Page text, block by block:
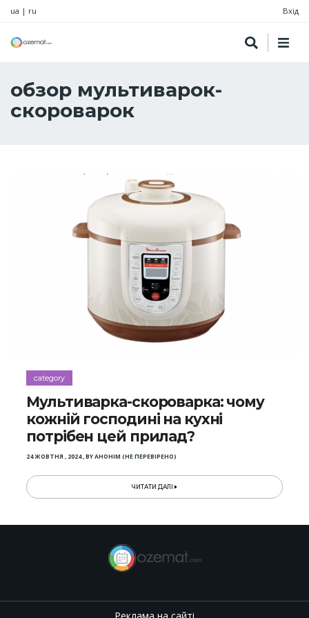
ua | ru Вхід
обзор мультиварок-
скороварок
category
Мультиварка-скороварка: чому
кожній господині на кухні
потрібен цей прилад?
24 ЖОВТНЯ , 2024,BYАНОНІМ (НЕ ПЕРЕВІРЕНО)
ЧИТАТИ ДАЛІ
Реклама на сайті